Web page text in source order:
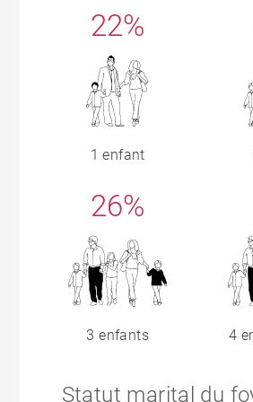
22%
1 enfant
26%
3 enfants 4
Statut marital du